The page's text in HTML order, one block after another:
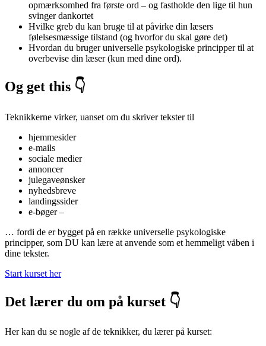
opmærksomhed fra første ord – og fastholde den lige til hun
svinger dankortet
Hvilke greb du kan bruge til at påvirke din læsers
følelsesmæssige tilstand (og hvorfor du skal gøre det)
Hvordan du bruger universelle psykologiske principper til at
overbevise din læser (kun med dine ord).
Og get this 👇
Teknikkerne virker, uanset om du skriver tekster til
hjemmesider
e-mails
sociale medier
annoncer
julegaveønsker
nyhedsbreve
landingssider
e-bøger –
… fordi de er bygget på en række universelle psykologiske
principper, som DU kan lære at anvende som et hemmeligt våben i
dine tekster.
Start kurset her
Det lærer du om på kurset 👇
Her kan du se nogle af de teknikker, du lærer på kurset: